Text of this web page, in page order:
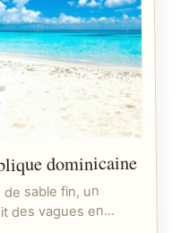
dominicaine
sable fin, un
des vagues en…